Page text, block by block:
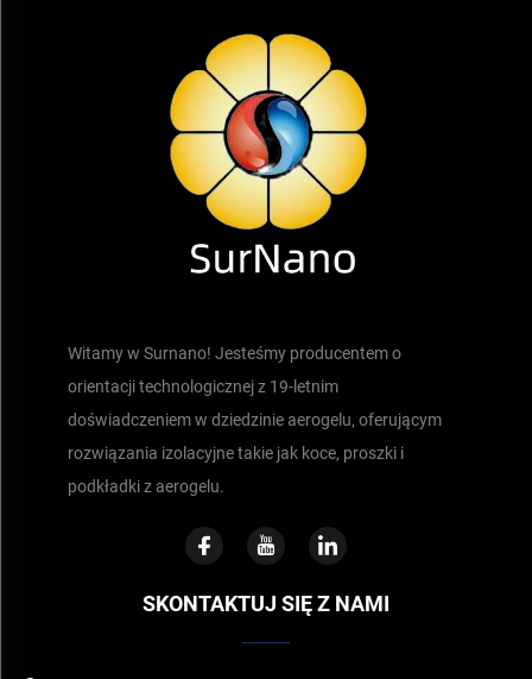
Witamy w Surnano! Jesteśmy producentem o
orientacji technologicznej z 19-letnim
doświadczeniem w dziedzinie aerogelu, oferującym
rozwiązania izolacyjne takie jak koce, proszki i
podkładki z aerogelu.
SKONTAKTUJ SIĘ Z NAMI